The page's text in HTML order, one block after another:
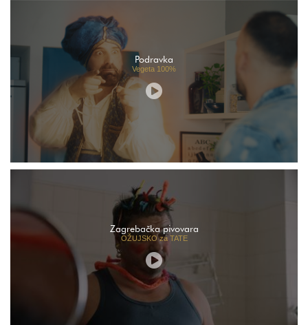
Podravka
Vegeta 100%
Zagrebačka pivovara
OŽUJSKO za TATE